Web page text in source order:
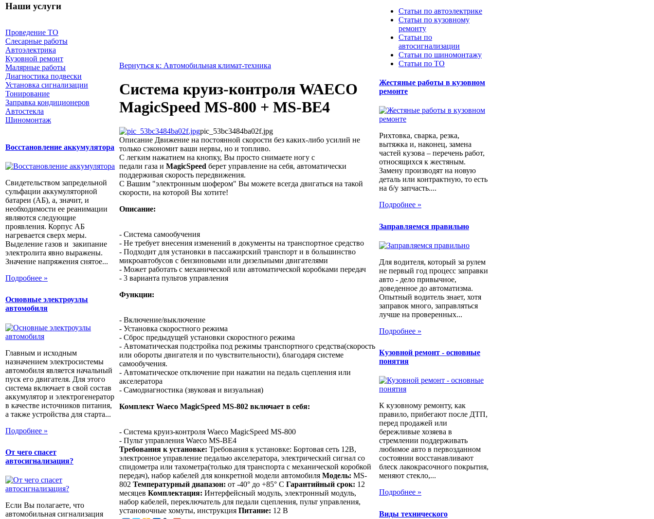
Наши услуги
Проведение ТО
Слесарные работы
Автоэлектрика
Кузовной ремонт
Малярные работы
Диагностика подвески
Установка сигнализации
Тонирование
Заправка кондиционеров
Автостекла
Шиномонтаж
Восстановление аккумулятора
Свидетельством запредельной
сульфации аккумуляторной
батареи (АБ), а, значит, и
необходимости ее реанимации
являются следующие
проявления. Корпус АБ
нагревается сверх меры.
Выделение газов и закипание
электролита явно выражены.
Значение напряжения снятое...
Подробнее »
Основные электроузлы
автомобиля
Главным и исходным
назначением электросистемы
автомобиля является начальный
пуск его двигателя. Для этого
система включает в свой состав
аккумулятор и электрогенератор
в качестве источников питания,
а также устройства для старта...
Подробнее »
От чего спасет
автосигнализация?
Если Вы полагаете, что
автомобильная сигнализация
Вернуться к: Автомобильная климат-техника
Cистема круиз-контроля WAECO
MagicSpeed MS-800 + MS-BE4
pic_53bc3484ba02f.jpg
Описание Движение на постоянной скорости без каких-либо усилий не
только сэкономит ваши нервы, но и топливо.
С легким нажатием на кнопку, Вы просто снимаете ногу с
педали газа и MagicSpeed берет управление на себя, автоматически
поддерживая скорость передвижения.
С Вашим "электронным шофером" Вы можете всегда двигаться на такой
скорости, на которой Вы хотите!
Описание:
- Cистема самообучения
- Не требует внесения изменений в документы на транспортное средство
- Подходит для установки в пассажирский транспорт и в большинство
микроавтобусов с бензиновыми или дизельными двигателями
- Может работать с механической или автоматической коробками передач
- 3 варианта пультов управления
Функции:
- Включение/выключение
- Установка скоростного режима
- Сброс предыдущей установки скоростного режима
- Автоматическая подстройка под режимы транспортного средства(скорость
или обороты двигателя и по чувствительности), благодаря системе
самообучения.
- Автоматическое отключение при нажатии на педаль сцепления или
акселератора
- Самодиагностика (звуковая и визуальная)
Комплект Waeco MagicSpeed MS-802 включает в себя:
- Система круиз-контроля Waeco MagicSpeed MS-800
- Пульт управления Waeco MS-BE4
Требования к установке: Требования к установке: Бортовая сеть 12В,
электронное управление педалью акселератора, электрический сигнал со
спидометра или тахометра(только для транспорта с механической коробкой
передач), набор кабелей для конкретной модели автомобиля Модель: MS-
802 Температурный диапазон: от -40° до +85° C Гарантийный срок: 12
месяцев Комплектация: Интерфейсный модуль, электронный модуль,
набор кабелей, переключатель для педали сцепления, пульт управления,
установочные хомуты, инструкция Питание: 12 В
Статьи по автоэлектрике
Статьи по кузовному
ремонту
Статьи по
автосигнализации
Статьи по шиномонтажу
Статьи по ТО
Жестяные работы в кузовном
ремонте
Рихтовка, сварка, резка,
вытяжка и, наконец, замена
частей кузова – перечень работ,
относящихся к жестяным.
Замену производят на новую
деталь или контрактную, то есть
на б/у запчасть....
Подробнее »
Заправляемся правильно
Для водителя, который за рулем
не первый год процесс заправки
авто - дело привычное,
доведенное до автоматизма.
Опытный водитель знает, хотя
заправок много, заправляться
лучше на проверенных...
Подробнее »
Кузовной ремонт - основные
понятия
К кузовному ремонту, как
правило, прибегают после ДТП,
перед продажей или
бережливые хозяева в
стремлении поддерживать
любимое авто в первозданном
состоянии восстанавливают
блеск лакокрасочного покрытия,
меняют стекло,...
Подробнее »
Виды технического